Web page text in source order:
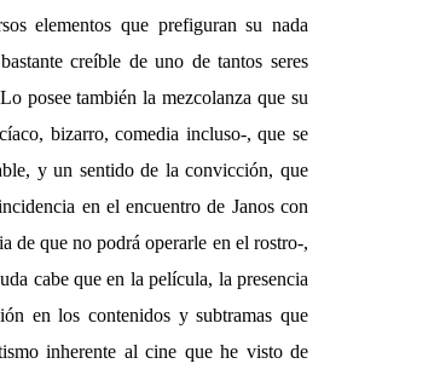
elementos que prefiguran su nada
creíble de uno de tantos seres
posee también la mezcolanza que su
bizarro, comedia incluso-, que se
y un sentido de la convicción, que
en el encuentro de Janos con
de que no podrá operarle en el rostro-,
cabe que en la película, la presencia
en los contenidos y subtramas que
inherente al cine que he visto de